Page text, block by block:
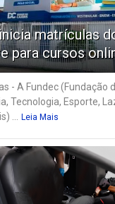
matrículas
para cursos
- A Fundec (Fundação
Tecnologia, Esporte,
...
Leia Mais